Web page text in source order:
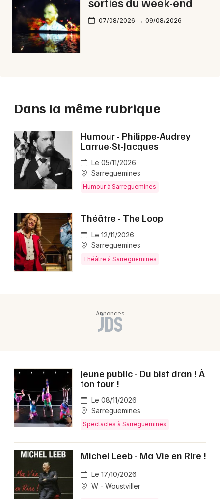
07/08/2026 → 09/08/2026
Dans la même rubrique
Humour - Philippe-Audrey
Larrue-St-Jacques
Le 05/11/2026
Sarreguemines
Humour à Sarreguemines
Théâtre - The Loop
Le 12/11/2026
Sarreguemines
Théâtre à Sarreguemines
Jeune public - Du bist dran ! À
ton tour !
Le 08/11/2026
Sarreguemines
Spectacles à Sarreguemines
Michel Leeb - Ma Vie en Rire !
Le 17/10/2026
W - Woustviller